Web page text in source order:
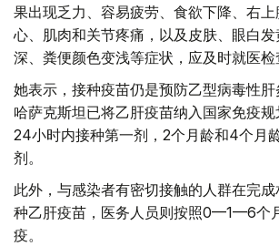
果出现乏力、容易疲劳、食欲下降、右
心、肌肉和关节疼痛，以及皮肤、眼白
深、粪便颜色变浅等症状，应及时就医检
她表示，接种疫苗仍是预防乙型病毒性肝
哈萨克斯坦已将乙肝疫苗纳入国家免疫
24小时内接种第一剂，2个月龄和4个月
剂。
此外，与感染者有密切接触的人群在完
种乙肝疫苗，医务人员则按照0—1—6个
疫。